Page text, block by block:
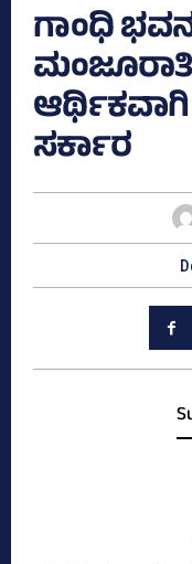
ಗಾಂಧಿ
ಆರ್ಥಿಕವಾಗಿ
ಸರ್ಕಾರ